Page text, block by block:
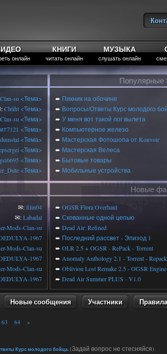
онлайн
КНИГИ
читать онлайн
МУЗЫКА
слушать онлайн
su <Тема>
Chtiht <Тема>
su <Тема>
<Тема>
<Тема>
<Тема>
<Тема>
<Тема>
Популярные
➨ Пикник на обочине
➨ Вопросы/Ответы Курс молодого
➨ У меня вот такой лог вылета
➨ Компьютерное железо
➨ Мастерская Фотошопа от Konvoir
➨ Мастерская Велеса
➨ Бытовые товары
➨ Мобильные устройства
✉:filin04
✉:Labadal
Mods-Clan-su
1967
Mods-Clan-su
1967
Mods-Clan-su
1967
Новые
➨ OGSR Flora Overhaul
➨ Скованные одной цепью
➨ Dead Air: Refined
➨ Последний рассвет - Эпизод 1
➨ OLR 2.5 + OGSR - RePack - Torrent
➨ Anomaly Anthology 2.1 - Torrent - Repack
➨ Oblivion Lost Remake 2.5 - OGSR Engine
➨ Dead Air Summer PLUS - V1.0
Новые сообщения Участники Правила
63 64 »
Курс молодого бойца.(Задай вопрос не стесняйся)